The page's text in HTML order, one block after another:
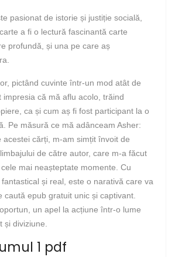
pasionat de istorie și justiție socială,
a fi o lectură fascinantă carte
profundă, și una pe care aș
pictând cuvinte într-un mod atât de
impresia că mă aflu acolo, trăind
ca și cum aș fi fost participant la o
Pe măsură ce mă adânceam Asher:
acestei cărți, m-am simțit învoit de
de către autor, care m-a făcut
mai neașteptate momente. Cu
și real, este o narativă care va
caută epub gratuit unic și captivant.
un apel la acțiune într-o lume
și diviziune.
1 pdf